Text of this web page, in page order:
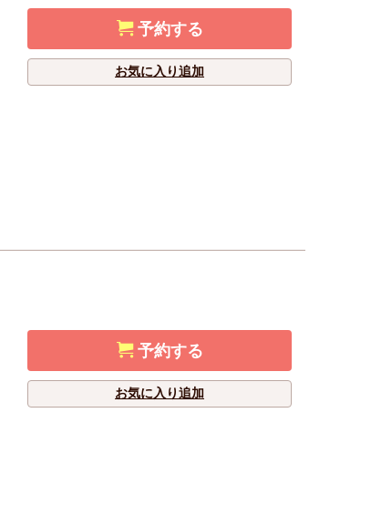
予約する
お気に入り追加
予約する
お気に入り追加